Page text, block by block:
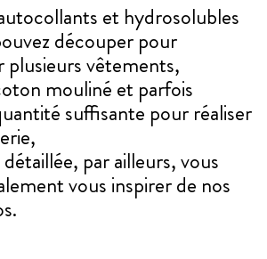
et hydrosolubles
découper pour
plusieurs vêtements,
mouliné et parfois
suffisante pour réaliser
par ailleurs, vous
vous inspirer de nos